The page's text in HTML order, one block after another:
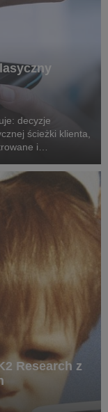
decyzje
ścieżki klienta,
i
Research z